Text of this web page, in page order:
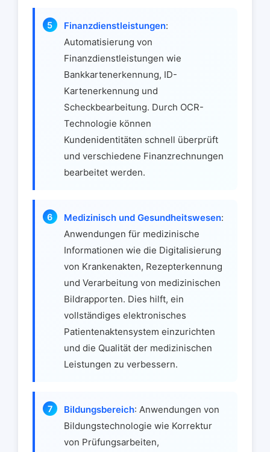
Finanzdienstleistungen:
Automatisierung von
Finanzdienstleistungen wie
Bankkartenerkennung, ID-
Kartenerkennung und
Scheckbearbeitung. Durch OCR-
Technologie können
Kundenidentitäten schnell überprüft
und verschiedene Finanzrechnungen
bearbeitet werden.
Medizinisch und Gesundheitswesen:
Anwendungen für medizinische
Informationen wie die Digitalisierung
von Krankenakten, Rezepterkennung
und Verarbeitung von medizinischen
Bildrapporten. Dies hilft, ein
vollständiges elektronisches
Patientenaktensystem einzurichten
und die Qualität der medizinischen
Leistungen zu verbessern.
Bildungsbereich: Anwendungen von
Bildungstechnologie wie Korrektur
von Prüfungsarbeiten,